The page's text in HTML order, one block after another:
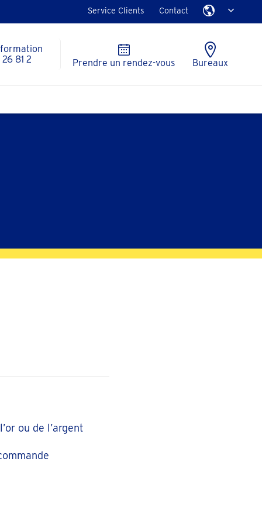
Service Clients Contact
81 2
Prendre un rendez-vous Bureaux
ou de l’argent